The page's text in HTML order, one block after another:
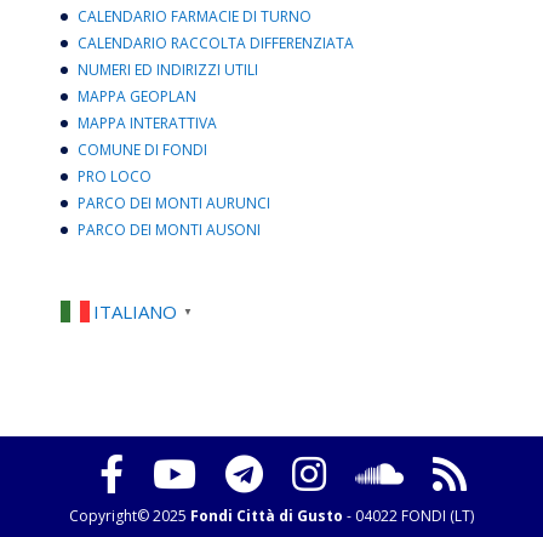
CALENDARIO FARMACIE DI TURNO
CALENDARIO RACCOLTA DIFFERENZIATA
NUMERI ED INDIRIZZI UTILI
MAPPA GEOPLAN
MAPPA INTERATTIVA
COMUNE DI FONDI
PRO LOCO
PARCO DEI MONTI AURUNCI
PARCO DEI MONTI AUSONI
ITALIANO ▼
Copyright© 2025 Fondi Città di Gusto - 04022 FONDI (LT)